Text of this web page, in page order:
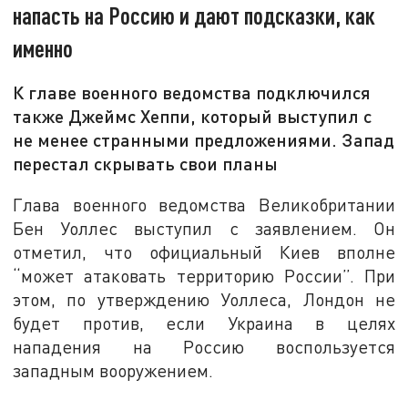
напасть на Россию и дают подсказки, как
именно
К главе военного ведомства подключился
также Джеймс Хеппи, который выступил с
не менее странными предложениями. Запад
перестал скрывать свои планы
Глава военного ведомства Великобритании
Бен Уоллес выступил с заявлением. Он
отметил, что официальный Киев вполне
“может атаковать территорию России”. При
этом, по утверждению Уоллеса, Лондон не
будет против, если Украина в целях
нападения на Россию воспользуется
западным вооружением.